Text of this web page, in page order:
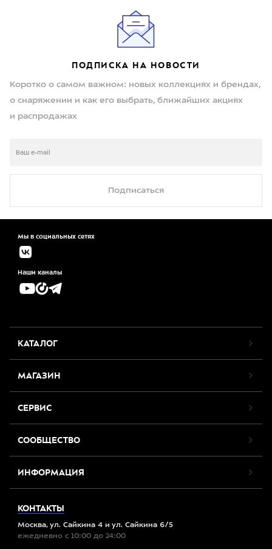
ПОДПИСКА НА НОВОСТИ
Коротко о самом важном: новых коллекциях и брендах,
о снаряжении и как его выбрать, ближайших акциях
и распродажах
Подписаться
Мы в социальных сетях
Наши каналы
КАТАЛОГ
МАГАЗИН
СЕРВИС
СООБЩЕСТВО
ИНФОРМАЦИЯ
КОНТАКТЫ
Москва, ул. Сайкина 4 и ул. Сайкина 6/5
ежедневно с 10:00 до 24:00